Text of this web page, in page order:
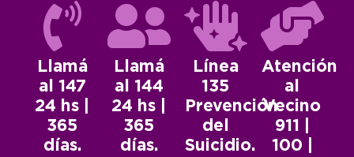
Llamá
al 147
24 hs |
365
días.
Llamá
al 144
24 hs |
365
días.
Línea
135
Prevención
del
Suicidio.
Atención
al
Vecino
911 |
100 |